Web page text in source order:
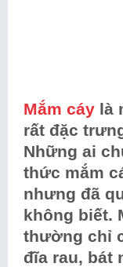
Mắm cáy là
rất đặc
Những ai
thức mắm
nhưng đã
không biết.
thường chỉ
đĩa rau, bát